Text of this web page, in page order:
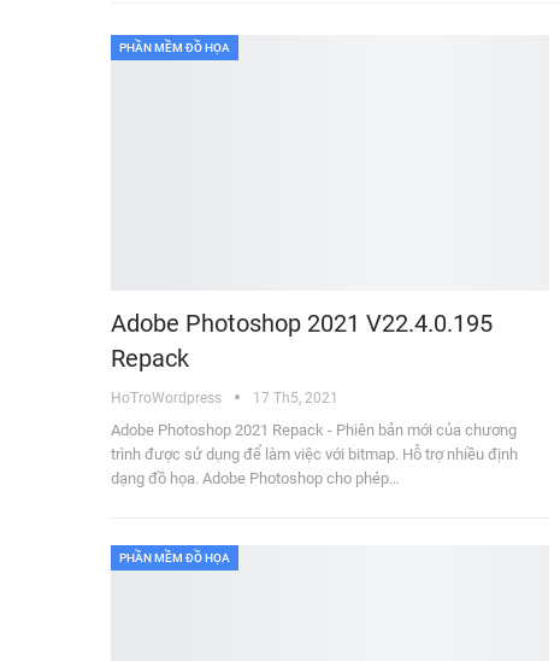
PHẦN MỀM ĐỒ HỌA
Adobe Photoshop 2021 V22.4.0.195
Repack
HoTroWordpress 17 Th5, 2021
Adobe Photoshop 2021 Repack - Phiên bản mới của chương
trình được sử dụng để làm việc với bitmap. Hỗ trợ nhiều định
dạng đồ họa. Adobe Photoshop cho phép…
PHẦN MỀM ĐỒ HỌA